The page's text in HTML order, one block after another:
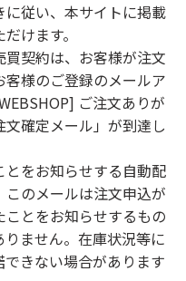
従い、本サイトに掲載
けます。
契約は、お客様が注文
様のご登録のメールア
ご注文ありが
確定メール」が到達し
をお知らせする自動配
のメールは注文申込が
とをお知らせするもの
ません。在庫状況等に
きない場合があります